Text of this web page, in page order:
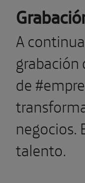
A
grabación
de
negocios.
talento.